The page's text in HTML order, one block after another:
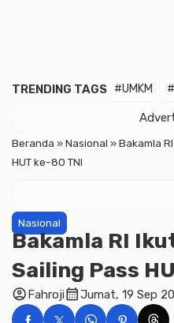
TRENDING TAGS #UMKM
Beranda »Nasional »Bakamla
HUT ke-80 TNI
Nasional
Bakamla RI
Sailing Pass
account_circleFahrojicalendar_monthJumat, 19 Sep